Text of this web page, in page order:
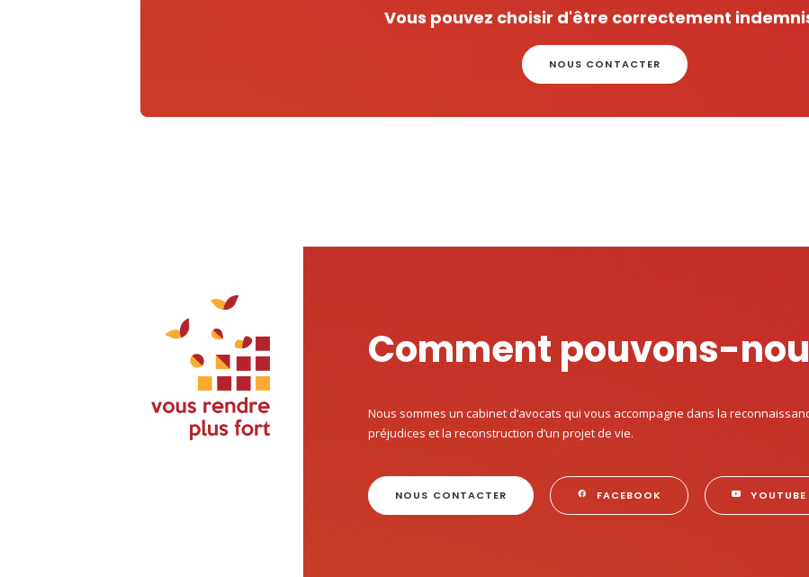
Vous pouvez choisir d'être correctement
NOUS CONTACTER
Comment pouvons-
Nous sommes un cabinet d’avocats qui vous accompagne dans la
préjudices et la reconstruction d’un projet de vie.
NOUS CONTACTER FACEBOOK YOUTUBE